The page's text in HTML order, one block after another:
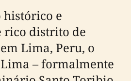
histórico e
rico distrito de
Lima, Peru, o
– formalmente